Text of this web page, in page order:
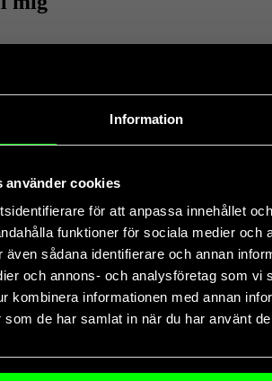
Information
använder cookies
för att anpassa innehållet
funktioner för sociala medier och
även sådana identifierare och annan
och annons- och analysföretag som vi
kombinera informationen med annan
som de har samlat in när du har använt
mig